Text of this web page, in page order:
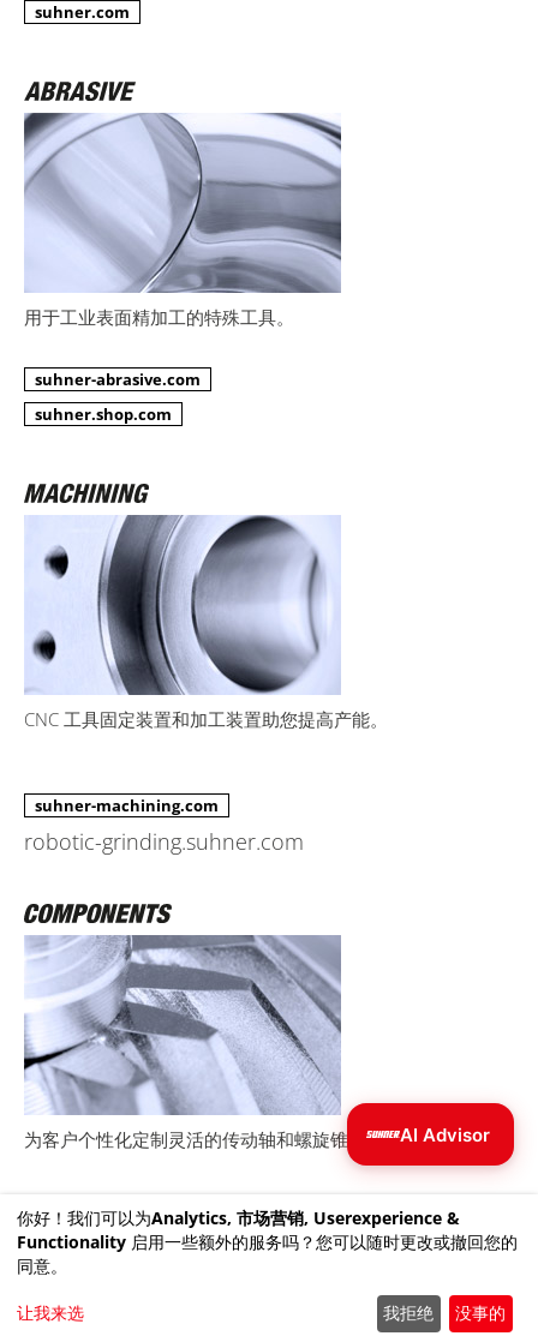
suhner.com
用于工业表面精加工的特殊工具。
suhner-abrasive.com
suhner.shop.com
CNC 工具固定装置和加工装置助您提高产能。
suhner-machining.com
robotic-grinding.suhner.com
为客户个性化定制灵活的传动轴和螺旋锥齿轮。
suhner-components.com
你好！我们可以为Analytics, 市场营销, Userexperience &
Functionality 启用一些额外的服务吗？您可以随时更改或撤回您的
同意。
让我来选 我拒绝 没事的
AI Advisor